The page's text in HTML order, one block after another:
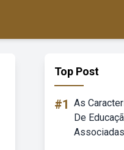
Top Post
#1 As
De